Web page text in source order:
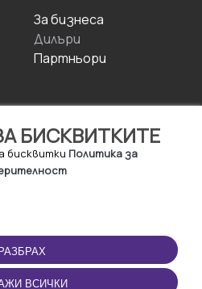
БИСКВИТКИТЕ
бисквитки Политика за
РАЗБРАХ
ВСИЧКИ
За бизнесa
Дилъри
Партньори
ПРИЛОЖЕНИЕТО